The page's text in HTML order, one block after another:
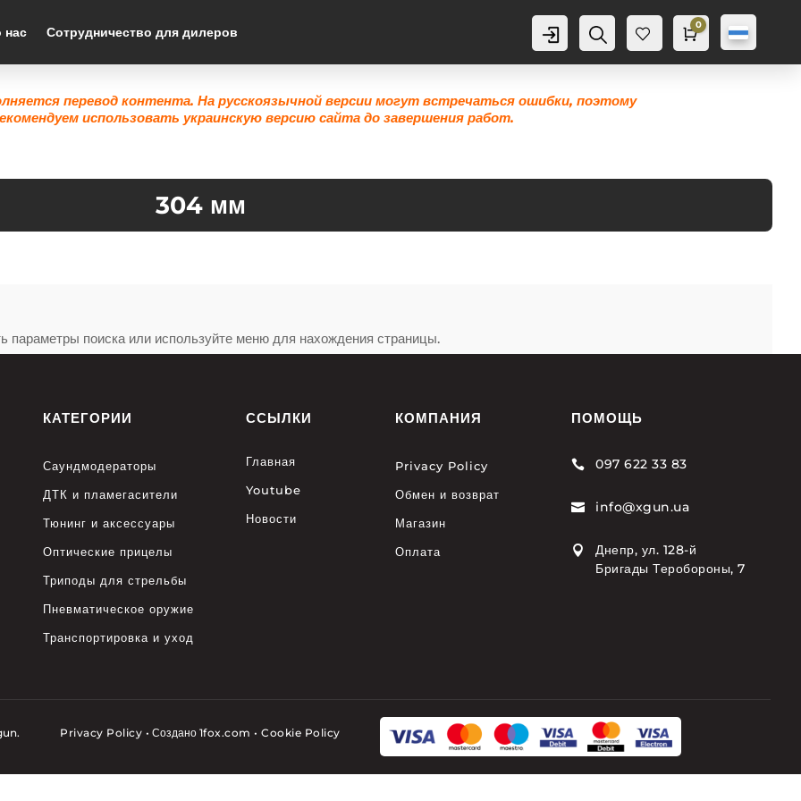
нас Сотрудничество для дилеров Аккаунт
Поиск
Же
Корзина
0
0,0грн
перевод контента. На русскоязычной версии могут встречаться ошибки, поэтому
использовать украинскую версию сайта до завершения работ.
304 мм
параметры поиска или используйте меню для нахождения страницы.
КАТЕГОРИИ
Саундмодераторы
ДТК и пламегасители
Тюнинг и аксессуары
Оптические прицелы
Триподы для стрельбы
Пневматическое оружие
Транспортировка и уход
ССЫЛКИ
Главная
Youtube
Новости
КОМПАНИЯ
Privacy Policy
Обмен и возврат
Магазин
Оплата
ПОМОЩЬ
 097 622 33 83
 info@xgun.ua

Днепр, ул. 128-й
Бригады Теробороны, 7
Privacy Policy • Создано 1fox.com•Cookie Policy